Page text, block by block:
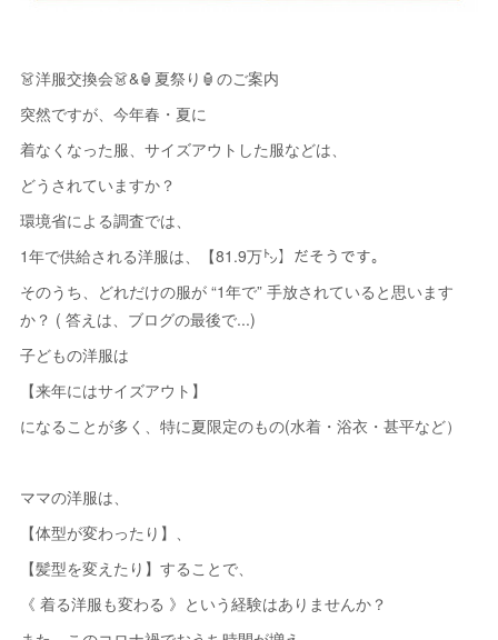
👗洋服交換会👗&🏮夏祭り🏮のご案内
突然ですが、今年春・夏に
着なくなった服、サイズアウトした服などは、
どうされていますか？
環境省による調査では、
1年で供給される洋服は、【81.9万㌧】だそうです。
そのうち、どれだけの服が “1年で” 手放されていると思います
か？ ( 答えは、ブログの最後で...)
子どもの洋服は
【来年にはサイズアウト】
になることが多く、特に夏限定のもの(水着・浴衣・甚平など）
ママの洋服は、
【体型が変わったり】、
【髪型を変えたり】することで、
《 着る洋服も変わる 》という経験はありませんか？